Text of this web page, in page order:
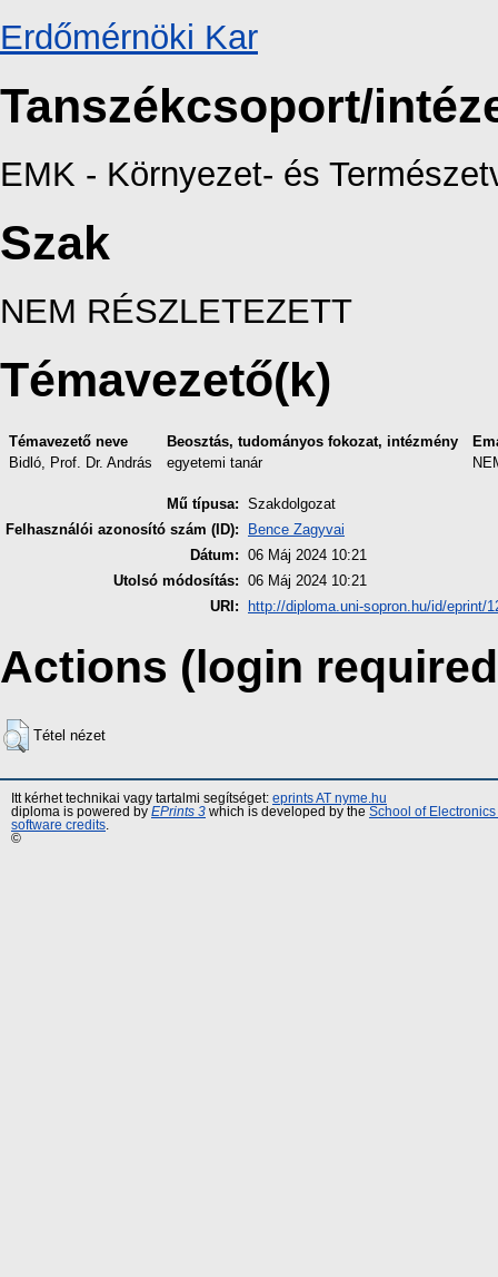
Erdőmérnöki Kar
Tanszékcsoport/
EMK - Környezet- és
Szak
NEM RÉSZLETEZETT
Témavezető(k)
Témavezető neve Beosztás, tudományos fokozat, intézmény
Bidló, Prof. Dr. András
egyetemi tanár
Mű típusa: Szakdolgozat
Felhasználói azonosító szám (ID):
Bence Zagyvai
Dátum: 06 Máj 2024 10:21
Utolsó módosítás: 06 Máj 2024 10:21
URI:
http://diploma.uni-sopron.hu/id/eprint/
Actions (login
Tétel nézet
Itt kérhet technikai vagy tartalmi segítséget: eprints AT nyme.hu
diploma is powered by EPrints 3 which is developed by the School of
software credits
©